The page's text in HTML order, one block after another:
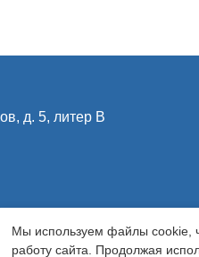
д. 5, литер В
Мы используем файлы cookie,
работу сайта. Продолжая